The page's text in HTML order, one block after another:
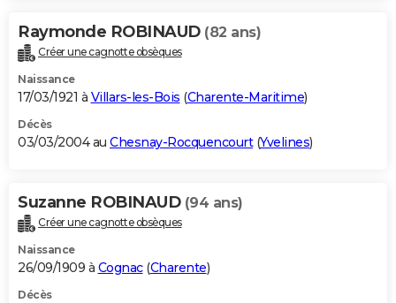
Raymonde ROBINAUD (82 ans)
Créer une cagnotte obsèques
Naissance
17/03/1921 à Villars-les-Bois (Charente-Maritime)
Décès
03/03/2004 au Chesnay-Rocquencourt(Yvelines)
Suzanne ROBINAUD (94 ans)
Créer une cagnotte obsèques
Naissance
26/09/1909 à Cognac(Charente)
Décès